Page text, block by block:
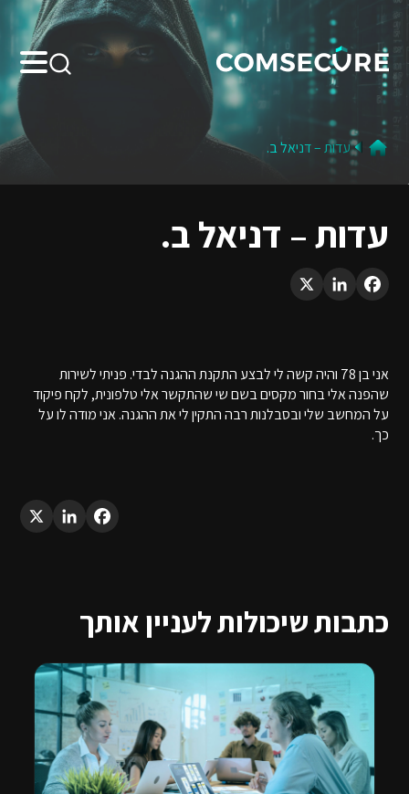
Search:
עדות – דניאל ב.
עדות – דניאל ב.
Facebook
LinkedIn
X
אני בן 78 והיה קשה לי לבצע התקנת ההגנה לבדי. פניתי לשירות
שהפנה אלי בחור מקסים בשם שי שהתקשר אלי טלפונית, לקח פיקוד
על המחשב שלי ובסבלנות רבה התקין לי את ההגנה. אני מודה לו על
כך.
Facebook
LinkedIn
X
כתבות שיכולות לעניין אותך